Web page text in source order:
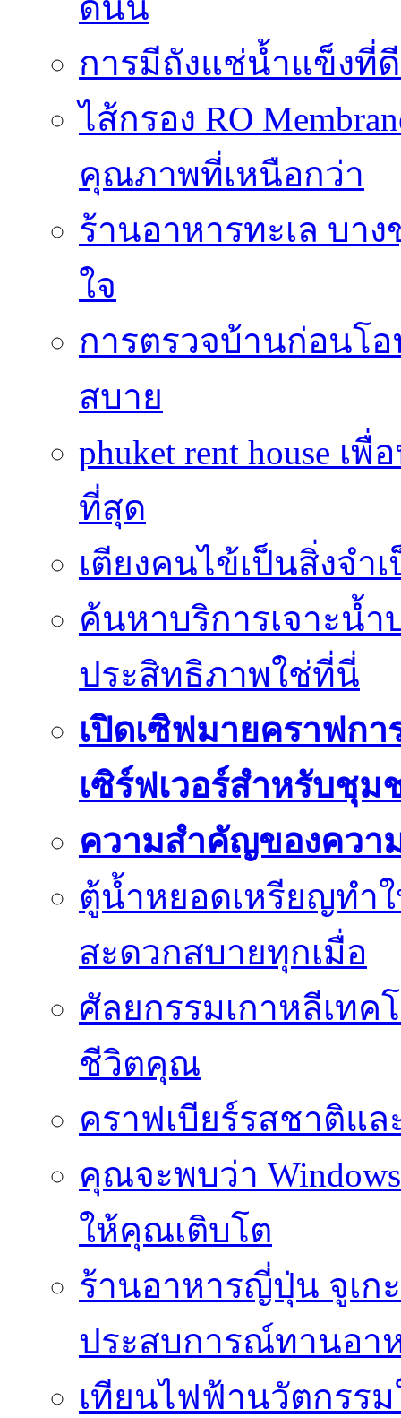
ดีนั้น
การมีถังแช่น้ำแข็งที่
ไส้กรอง RO
คุณภาพที่เหนือกว่า
ร้านอาหารทะเล บา
ใจ
การตรวจบ้านก่อนโ
สบาย
phuket rent house
ที่สุด
เตียงคนไข้เป็นสิ่งจำ
ค้นหาบริการเจาะน้
ประสิทธิภาพใช่ที่นี่
เปิดเซิฟมายคราฟกา
เซิร์ฟเวอร์สำหรับชุม
ความสำคัญของควา
ตู้น้ำหยอดเหรียญทำ
สะดวกสบายทุกเมื่อ
ศัลยกรรมเกาหลีเท
ชีวิตคุณ
คราฟเบียร์รสชาติแ
คุณจะพบว่า
ให้คุณเติบโต
ร้านอาหารญี่ปุ่น จูเก
ประสบการณ์ทานอา
เทียนไฟฟ้านวัตกรร